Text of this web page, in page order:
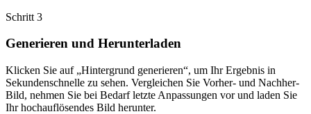
Schritt 3
Generieren und Herunterladen
Klicken Sie auf „Hintergrund generieren“, um Ihr Ergebnis in
Sekundenschnelle zu sehen. Vergleichen Sie Vorher- und Nachher-
Bild, nehmen Sie bei Bedarf letzte Anpassungen vor und laden Sie
Ihr hochauflösendes Bild herunter.